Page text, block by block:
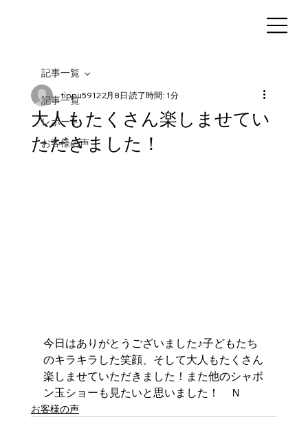
記事一覧
レポート
お客様の声
記事一覧
大人もたくさん楽しませてい
ただきました！
tippu59122月8日 読了時間: 1分
今日はありがとうございました♪子どもたち
のキラキラした笑顔、そして大人もたくさん
楽しませていただきました！また他のシャボ
ン玉ショーも見たいと思いました！　Ｎ
お客様の声